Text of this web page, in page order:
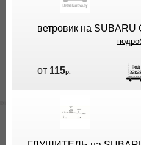
ветровик на SUBARU
от 115р.